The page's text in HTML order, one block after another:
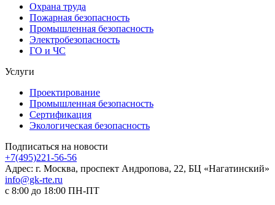
Охрана труда
Пожарная безопасность
Промышленная безопасность
Электробезопасность
ГО и ЧС
Услуги
Проектирование
Промышленная безопасность
Сертификация
Экологическая безопасность
Подписаться на новости
+7(495)221-56-56
Адрес: г. Москва, проспект Андропова, 22, БЦ «Нагатинский»
info@gk-rte.ru
с 8:00 до 18:00 ПН-ПТ